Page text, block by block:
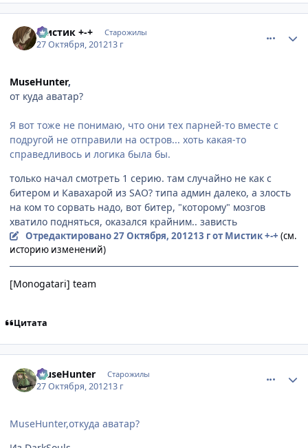
Мистик +-+ Старожилы
27 Октября, 201213 г
MuseHunter,
от куда аватар?
Я вот тоже не понимаю, что они тех парней-то вместе с
подругой не отправили на остров... хоть какая-то
справедливось и логика была бы.
только начал смотреть 1 серию. там случайно не как с
битером и Кавахарой из SAO? типа админ далеко, а злость
на ком то сорвать надо, вот битер, "которому" мозгов
хватило подняться, оказался крайним.. зависть
Отредактировано27 Октября, 201213 гот Мистик +-+ (см.
историю изменений)
[Monogatari] team
Цитата
MuseHunter Старожилы
27 Октября, 201213 г
MuseHunter,откуда аватар?